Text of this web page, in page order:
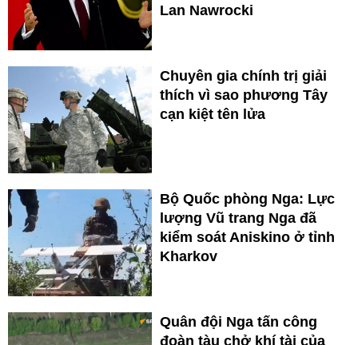
Lan Nawrocki
Chuyên gia chính trị giải
thích vì sao phương Tây
cạn kiệt tên lửa
Bộ Quốc phòng Nga: Lực
lượng Vũ trang Nga đã
kiểm soát Aniskino ở tỉnh
Kharkov
Quân đội Nga tấn công
đoàn tàu chở khí tài của